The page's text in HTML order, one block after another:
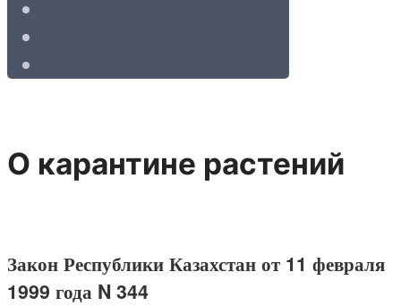
О карантине растений
Закон Республики Казахстан от 11 февраля
1999 года N 344